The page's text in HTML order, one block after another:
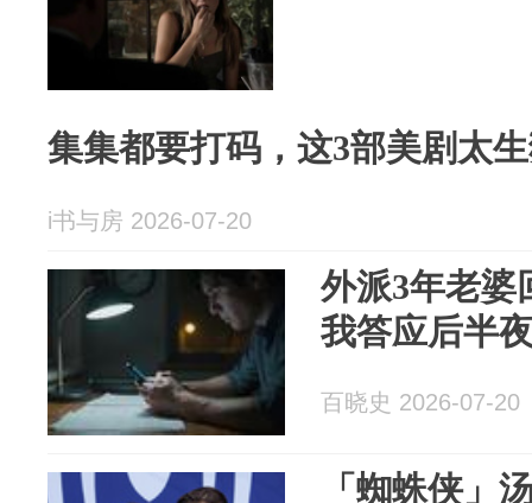
集集都要打码，这3部美剧太
i书与房 2026-07-20
外派3年老婆
我答应后半
百晓史 2026-07-20
「蜘蛛侠」